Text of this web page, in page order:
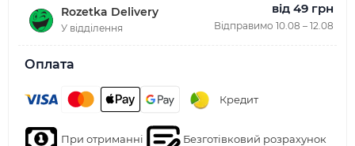
Rozetka Delivery
У відділення
від 49 грн
Відправимо 10.08 – 12.08
Оплата
Кредит
При отриманні Безготівковий розрахунок